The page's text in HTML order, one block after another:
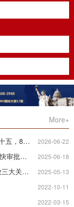
More+
2026全球富人迁徙地图：葡萄牙第七，希腊第十五，86国人在抢什么？ 2026-06-22
葡萄牙移民局（AIMA）卖力升级系统，力求加快审批速度 2025-06-18
葡萄牙移民政策大洗牌！1.8 万人被驱逐，释放三大关键信号 2025-05-13
2022-10-11
2022-03-15